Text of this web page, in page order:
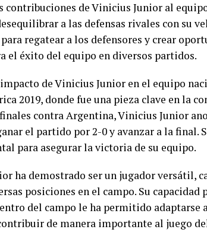
contribuciones de Vinicius Junior al
a las defensas rivales con su
regatear a los defensores y crear
el éxito del equipo en diversos partidos.
de Vinicius Junior en el equipo
2019, donde fue una pieza clave en la
contra Argentina, Vinicius Junior
el partido por 2-0 y avanzar a la final.
para asegurar la victoria de su equipo.
ha demostrado ser un jugador versátil,
posiciones en el campo. Su capacidad
del campo le ha permitido adaptarse
de manera importante al juego